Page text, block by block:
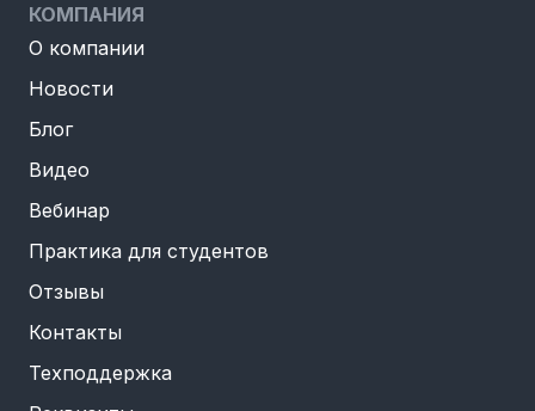
КОМПАНИЯ
О компании
Новости
Блог
Видео
Вебинар
Практика для студентов
Отзывы
Контакты
Техподдержка